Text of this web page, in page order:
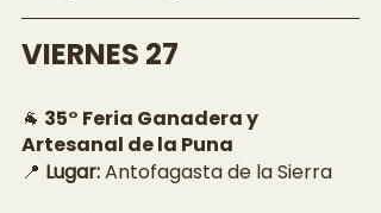
VIERNES 27
🐐 35° Feria Ganadera y
Artesanal de la Puna
📍 Lugar: Antofagasta de la Sierra